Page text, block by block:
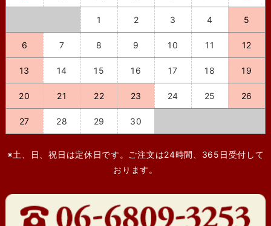
1 2 3 4 5
6 7 8 9 10 11 12
13 14 15 16 17 18 19
20 21 22 23 24 25 26
27 28 29 30
※土、日、祝日は定休日です。ご注文は24時間、365日受付して
おります。